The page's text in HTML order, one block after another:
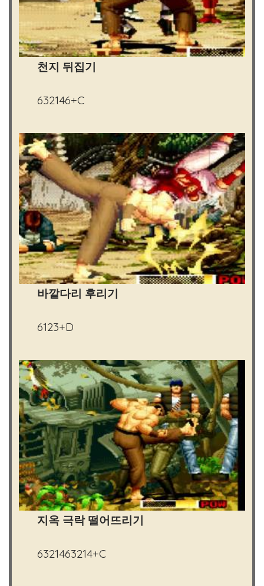
천지 뒤집기
632146+C
바깥다리 후리기
6123+D
지옥 극락 떨어뜨리기
6321463214+C